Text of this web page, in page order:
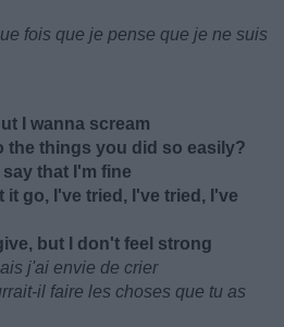
fois que je pense que je ne suis
I wanna scream
the things you did so easily?
that I'm fine
it go, I've tried, I've tried, I've
but I don't feel strong
j'ai envie de crier
il faire les choses que tu as